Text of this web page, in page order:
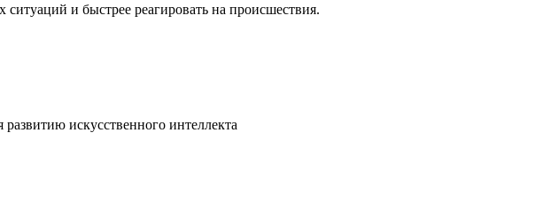
и быстрее реагировать на происшествия.
искусственного интеллекта